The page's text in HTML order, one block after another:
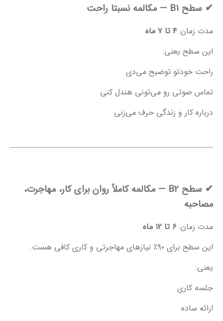
✔ سطح B1 — مکالمه نسبتا راحت
مدت زمان:۴ تا ۷ ماه
این سطح یعنی:
راحت خودتو توضیح می‌دی
تماس صوتی رو می‌تونی هندل کنی
درباره کار و زندگی حرف می‌زنی
✔
سطح B2 — مکالمه کاملاً روان برای کار، مهاجرت،
مصاحبه
مدت زمان: ۶ تا ۱۲ ماه
این سطح برای ۹۰٪ نیازهای مهاجرتی و کاری کافی هست.
یعنی:
جلسه کاری
ارائه ساده